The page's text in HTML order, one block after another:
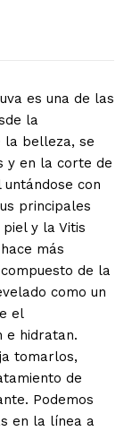
es una de las
la
la belleza, se
y en la corte de
untándose con
principales
y la Vitis
más
de la
como un
el
e hidratan.
tomarlos,
de
Podemos
en la línea a